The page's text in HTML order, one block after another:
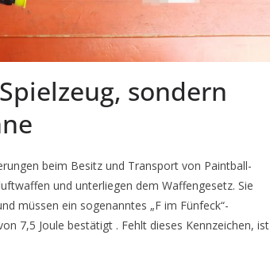
sondern
beim Besitz und Transport von Paintball-
und unterliegen dem Waffengesetz. Sie
müssen ein sogenanntes „F im Fünfeck“-
7,5 Joule bestätigt . Fehlt dieses Kennzeichen, ist